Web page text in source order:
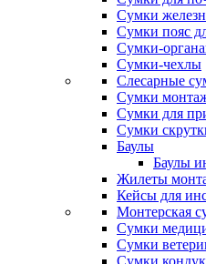
Сумки
Сумки пояс
Сумки-
Сумки-чехлы
Слесарные
Сумки
Сумки для
Сумки
Баулы
Баулы
Жилеты
Кейсы для
Монтерская
Сумки
Сумки
Сумки